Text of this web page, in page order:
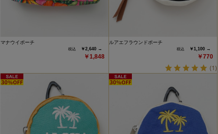
マナウイポーチ
￥2,640 →
￥1,848
ルアエフラウンドポーチ
￥1,100 →
￥770
(1)